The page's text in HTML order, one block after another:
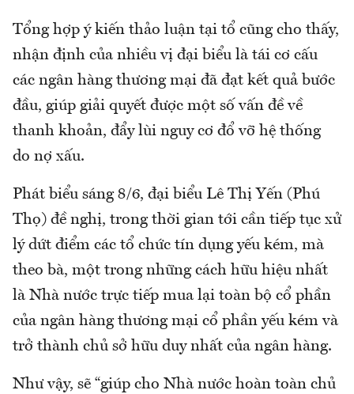
Tổng hợp ý kiến thảo luận tại tổ cũng cho thấy,
nhận định của nhiều vị đại biểu là tái cơ cấu
các ngân hàng thương mại đã đạt kết quả bước
đầu, giúp giải quyết được một số vấn đề về
thanh khoản, đẩy lùi nguy cơ đổ vỡ hệ thống
do nợ xấu.
Phát biểu sáng 8/6, đại biểu Lê Thị Yến (Phú
Thọ) đề nghị, trong thời gian tới cần tiếp tục xử
lý dứt điểm các tổ chức tín dụng yếu kém, mà
theo bà, một trong những cách hữu hiệu nhất
là Nhà nước trực tiếp mua lại toàn bộ cổ phần
của ngân hàng thương mại cổ phần yếu kém và
trở thành chủ sở hữu duy nhất của ngân hàng.
Như vậy, sẽ “giúp cho Nhà nước hoàn toàn chủ